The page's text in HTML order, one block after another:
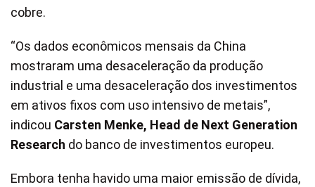
cobre.
“Os dados econômicos mensais da China
mostraram uma desaceleração da produção
industrial e uma desaceleração dos investimentos
em ativos fixos com uso intensivo de metais”,
indicou Carsten Menke, Head de Next Generation
Research do banco de investimentos europeu.
Embora tenha havido uma maior emissão de dívida,